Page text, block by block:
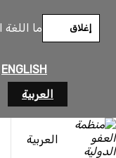
ما
ENGLISH
العربية
إغلاق
العربية
المحتوى